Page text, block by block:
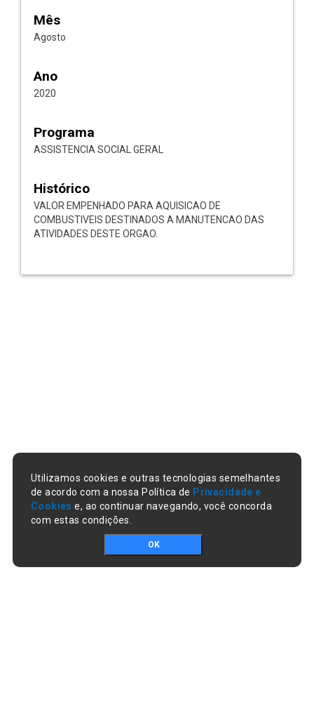
Mês
Agosto
Ano
2020
Programa
ASSISTENCIA SOCIAL GERAL
Histórico
VALOR EMPENHADO PARA AQUISICAO DE
COMBUSTIVEIS DESTINADOS A MANUTENCAO DAS
ATIVIDADES DESTE ORGAO.
Utilizamos cookies e outras tecnologias semelhantes
de acordo com a nossa Política de Privacidade e
Cookies e, ao continuar navegando, você concorda
com estas condições.
OK